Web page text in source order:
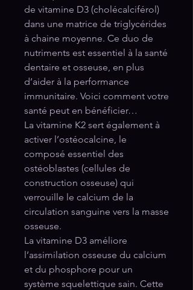
de vitamine D3 (cholécalciférol)
dans une matrice de triglycérides
à chaine moyenne. Ce duo de
nutriments est essentiel à la santé
dentaire et osseuse, en plus
d’aider à la performance
immunitaire. Voici comment votre
santé peut en bénéficier…
La vitamine K2 sert également à
activer l’ostéocalcine, le
composé essentiel des
ostéoblastes (cellules de
construction osseuse) qui
verrouille le calcium de la
circulation sanguine vers la masse
osseuse.
La vitamine D3 améliore
l’assimilation osseuse du calcium
et du phosphore pour un
système squelettique sain. Cette